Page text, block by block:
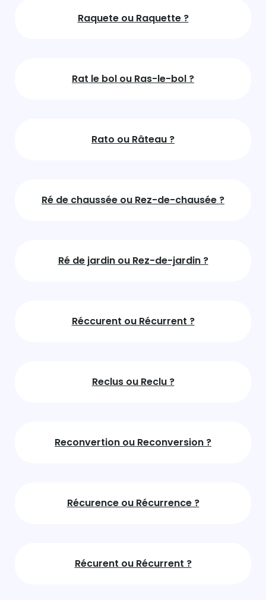
Raquete ou Raquette ?
Rat le bol ou Ras-le-bol ?
Rato ou Râteau ?
Ré de chaussée ou Rez-de-chausée ?
Ré de jardin ou Rez-de-jardin ?
Réccurent ou Récurrent ?
Reclus ou Reclu ?
Reconvertion ou Reconversion ?
Récurence ou Récurrence ?
Récurent ou Récurrent ?